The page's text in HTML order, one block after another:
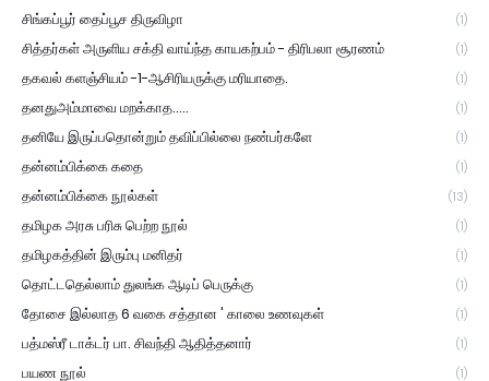
சிங்கப்பூர் தைப்பூச திருவிழா (1)
சித்தர்கள் அருளிய சக்தி வாய்ந்த காயகற்பம் - திரிபலா சூரணம் (1)
தகவல் களஞ்சியம் -1-ஆசிரியருக்கு மரியாதை. (1)
தனதுஅம்மாவை மறக்காத..... (1)
தனியே இருப்பதொன்றும் தவிப்பில்லை நண்பர்களே (1)
தன்னம்பிக்கை கதை (1)
தன்னம்பிக்கை நூல்கள் (13)
தமிழக அரசு பரிசு பெற்ற நூல் (1)
தமிழகத்தின் இரும்பு மனிதர் (1)
தொட்டதெல்லாம் துலங்க ஆடிப் பெருக்கு (1)
தோசை இல்லாத 6 வகை சத்தான ' காலை உணவுகள் (1)
பத்மஸ்ரீ டாக்டர் பா. சிவந்தி ஆதித்தனார் (1)
பயண நூல் (1)